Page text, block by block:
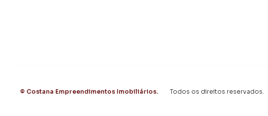
© Costana Empreendimentos Imobiliários. Todos os direitos reservados.